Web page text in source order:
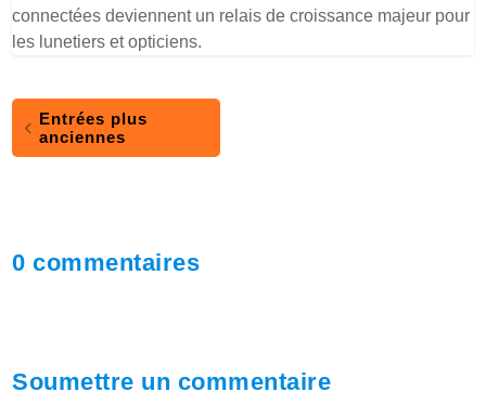
connectées deviennent un relais de croissance majeur pour
les lunetiers et opticiens.
Entrées plus
anciennes
0 commentaires
Soumettre un commentaire